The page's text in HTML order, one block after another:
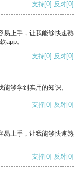
支持[0] 反对[0]
易上手，让我能够快速熟
app。
支持[0] 反对[0]
够学到实用的知识。
支持[0] 反对[0]
易上手，让我能够快速熟
支持[0] 反对[0]